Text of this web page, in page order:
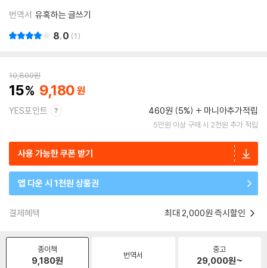
번역서 유혹하는 글쓰기
8.0 1
10,800원
15 9,180
YES포인트 460원 (5%) 마니아추가적립
5만원 이상 구매 시 2천원 추가 적립
사용 가능한 쿠폰 받기
앱 다운 시 1천원 상품권
결제혜택 최대 2,000원 즉시할인
종이책
9,180원 번역서
중고
29,000원~